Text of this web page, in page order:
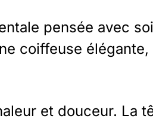
pensée avec
coiffeuse
et douceur. La